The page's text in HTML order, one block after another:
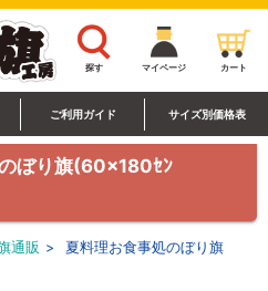
探す マイページ カート
ご利用ガイド サイズ別価格表
ぼり旗(60×180ｾﾝ
通販 >
夏料理お食事処のぼり旗